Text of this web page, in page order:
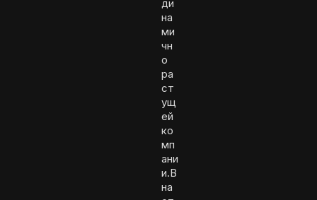
ди
на
ми
чн
о
ра
ст
ущ
ей
ко
мп
ани
и.В
на